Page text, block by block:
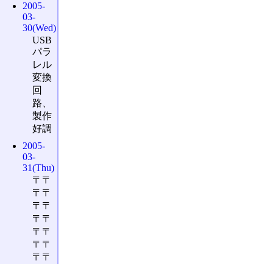
2005-
03-
30(Wed)
USB
パラ
レル
変換
回
路、
製作
好調
2005-
03-
31(Thu)
〒〒
〒〒
〒〒
〒〒
〒〒
〒〒
〒〒